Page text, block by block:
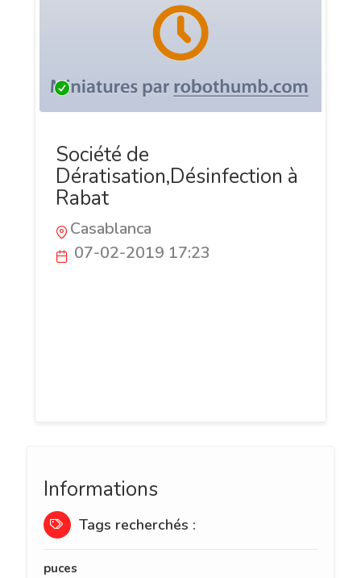
Société de
Dératisation,Désinfection à
Rabat
Casablanca
07-02-2019 17:23
Informations
Tags recherchés :
puces